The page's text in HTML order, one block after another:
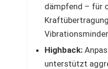
dämpfend – für
Highback:
unterstützt